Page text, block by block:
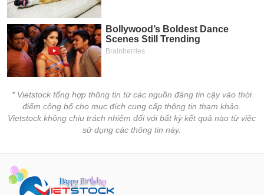
* Vietstock tổng hợp thông tin từ các nguồn đáng tin cậy vào thời
điểm công bố cho mục đích cung cấp thông tin tham khảo.
Vietstock không chịu trách nhiệm đối với bất kỳ kết quả nào từ việc
sử dụng các thông tin này.